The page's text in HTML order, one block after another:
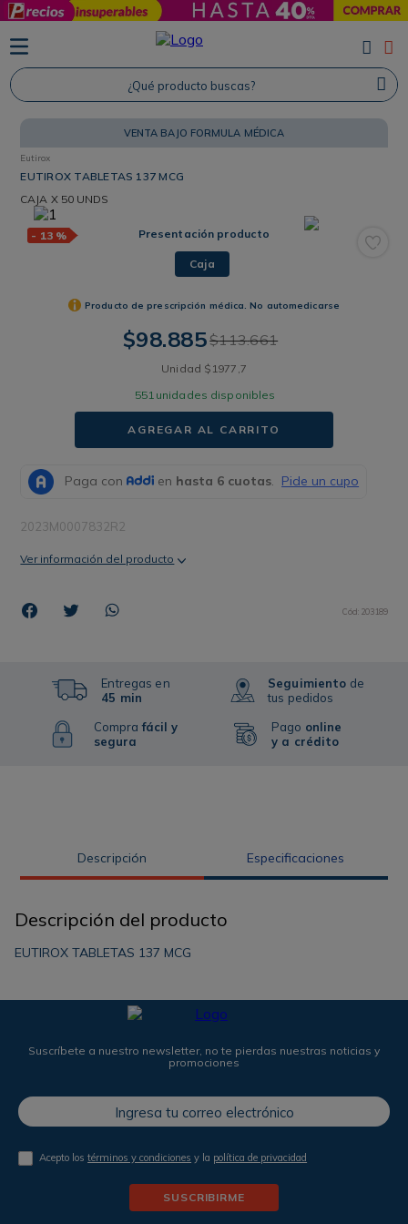
¿Qué producto buscas?
VENTA BAJO FORMULA MÉDICA
Eutirox
EUTIROX TABLETAS 137 MCG
CAJA X 50 UNDS
- 13 % Presentación producto
Caja
Producto de prescripción médica. No automedicarse
$98.885$113.661
Unidad $ 1977 7
551 unidades disponibles
AGREGAR AL CARRITO
2023M0007832R2
Ver información del producto
Cód: 203189
Entregas en
45 min
Comprafácil y
segura
Seguimiento de
tus pedidos
Pago online
y a crédito
Descripción Especificaciones
Descripción del producto
EUTIROX TABLETAS 137 MCG
Suscríbete a nuestro newsletter, no te pierdas nuestras noticias y
promociones
Acepto lostérminos y condiciones y la política de privacidad
SUSCRIBIRME
TÉRMINOS MÁS BUSCADOS
1. Protector Solar
2. Proteina
4. Savvy